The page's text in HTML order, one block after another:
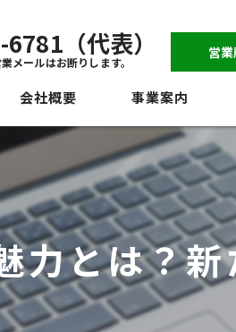
（代表）
メールはお断りします。
営
会社概要
代表挨拶
ビジョン
社員紹介
事業案内
力とは？